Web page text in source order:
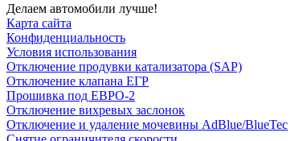
Делаем автомобили лучше!
Карта сайта
Конфиденциальность
Условия использования
Отключение продувки катализатора (SAP)
Отключение клапана ЕГР
Прошивка под ЕВРО-2
Отключение вихревых заслонок
Отключение и удаление мочевины AdBlue/BlueTec